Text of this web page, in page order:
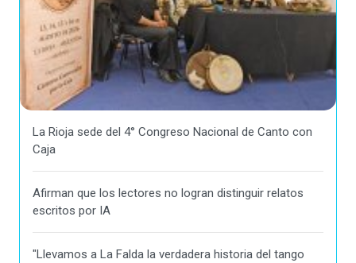
La Rioja sede del 4° Congreso Nacional de Canto con
Caja
Afirman que los lectores no logran distinguir relatos
escritos por IA
"Llevamos a La Falda la verdadera historia del tango